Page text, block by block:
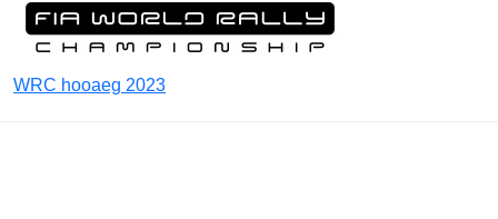
WRC hooaeg 2023